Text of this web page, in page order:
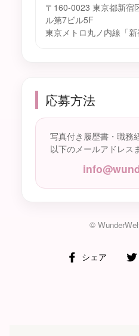
〒160-0023 東京都新宿
ル第7ビル5F
東京メトロ丸ノ内線「
応募方法
写真付き履歴書・職務
以下のメールアドレス
©
シェア